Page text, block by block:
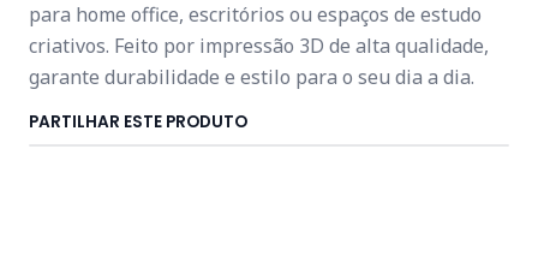
para home office, escritórios ou espaços de estudo
criativos. Feito por impressão 3D de alta qualidade,
garante durabilidade e estilo para o seu dia a dia.
PARTILHAR ESTE PRODUTO